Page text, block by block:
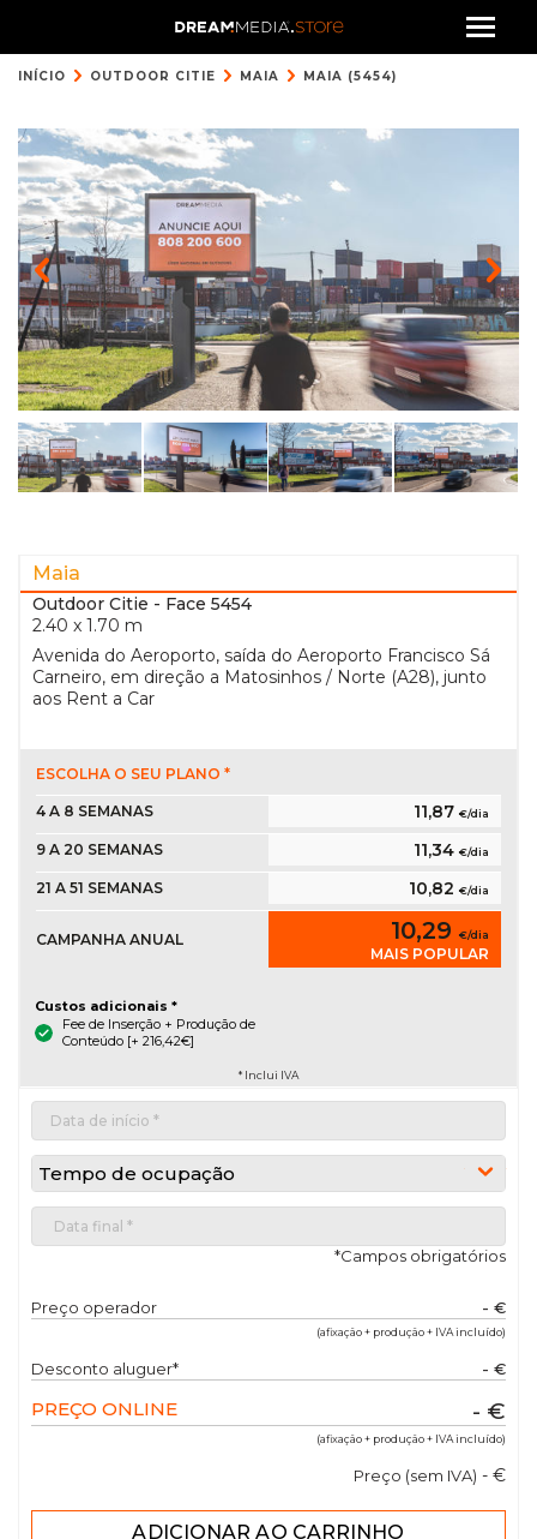
INÍCIO OUTDOOR CITIE MAIA MAIA (5454)
Maia
Outdoor Citie - Face 5454
2.40 x 1.70 m
Avenida do Aeroporto, saída do Aeroporto Francisco Sá
Carneiro, em direção a Matosinhos / Norte (A28), junto
aos Rent a Car
ESCOLHA O SEU PLANO *
4 A 8 SEMANAS 11,87 €/dia
9 A 20 SEMANAS 11,34 €/dia
21 A 51 SEMANAS 10,82 €/dia
CAMPANHA ANUAL 10,29 €/dia
MAIS POPULAR
Custos adicionais *
Fee de Inserção + Produção de
Conteúdo [+ 216,42€]
* Inclui IVA
Tempo de ocupação
*Campos obrigatórios
Preço operador - €
(afixação + produção + IVA incluído)
Desconto aluguer* - €
PREÇO ONLINE - €
(afixação + produção + IVA incluído)
Preço (sem IVA) - €